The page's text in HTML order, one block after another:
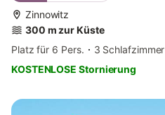
Zinnowitz
300 m zur Küste
Platz für 6 Pers.
3 Schlafzimmer
KOSTENLOSE Stornierung